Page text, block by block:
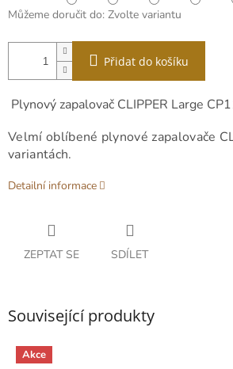
Můžeme doručit do: Zvolte variantu
Přidat do košíku
Plynový zapalovač CLIPPER Large
Velmí oblíbené plynové zapalovače
variantách.
Detailní informace
ZEPTAT SE SDÍLET
Související produkty
Akce